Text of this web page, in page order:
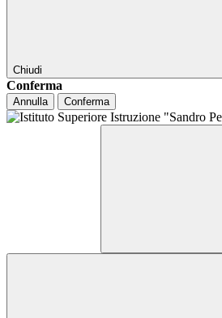
Chiudi
Conferma
Annulla Conferma